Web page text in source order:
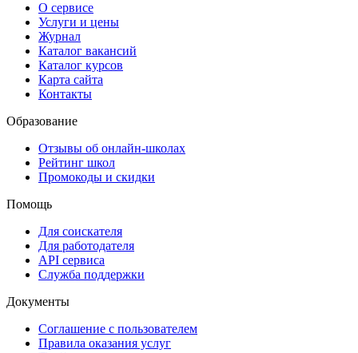
О сервисе
Услуги и цены
Журнал
Каталог вакансий
Каталог курсов
Карта сайта
Контакты
Образование
Отзывы об онлайн-школах
Рейтинг школ
Промокоды и скидки
Помощь
Для соискателя
Для работодателя
API сервиса
Служба поддержки
Документы
Соглашение с пользователем
Правила оказания услуг